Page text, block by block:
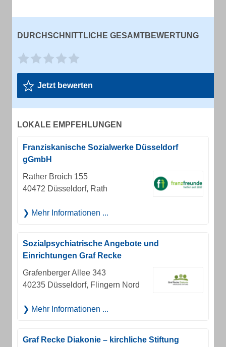
DURCHSCHNITTLICHE GESAMTBEWERTUNG
Jetzt bewerten
LOKALE EMPFEHLUNGEN
Franziskanische Sozialwerke Düsseldorf
gGmbH
Rather Broich 155
40472 Düsseldorf, Rath
Mehr Informationen ...
Sozialpsychiatrische Angebote und
Einrichtungen Graf Recke
Grafenberger Allee 343
40235 Düsseldorf, Flingern Nord
Mehr Informationen ...
Graf Recke Diakonie – kirchliche Stiftung